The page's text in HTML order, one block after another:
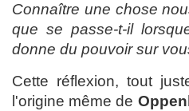
Connaître une chose
que se passe-t-il
donne du pouvoir sur
Cette réflexion, tout
l'origine même de